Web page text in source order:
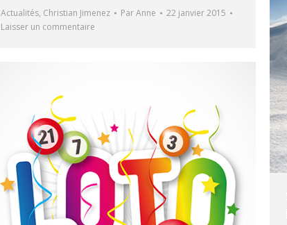
Actualités, Christian Jimenez ParAnne
22 janvier 2015
Laisser un commentaire